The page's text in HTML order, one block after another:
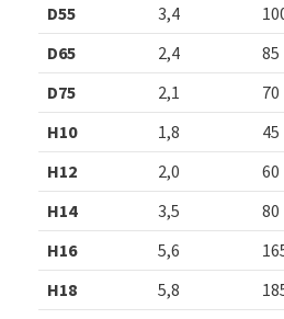
D55
3,4
D65
2,4 85
D75
2,1 70
H10
1,8 45
H12
2,0 60
H14
3,5 80
H16
5,6
H18
5,8